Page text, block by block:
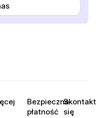
Bezpieczna
płatność
się